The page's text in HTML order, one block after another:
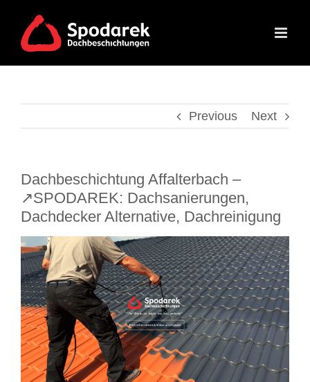
content
Previous Next
Dachbeschichtung Affalterbach –
↗️SPODAREK: Dachsanierungen,
Dachdecker Alternative, Dachreinigung